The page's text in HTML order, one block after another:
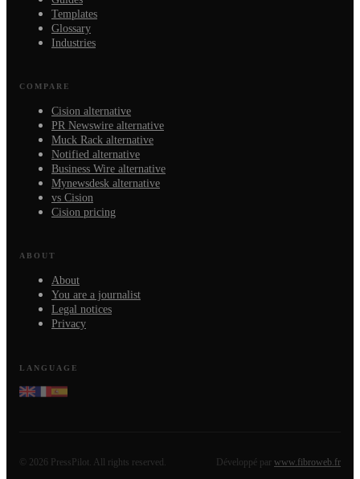
Templates
Glossary
Industries
COMPARE
Cision alternative
PR Newswire alternative
Muck Rack alternative
Notified alternative
Business Wire alternative
Mynewsdesk alternative
vs Cision
Cision pricing
ABOUT
About
You are a journalist
Legal notices
Privacy
LANGUAGE
© 2026 PressPilot. All rights reserved. Développé par www.fibroweb.fr